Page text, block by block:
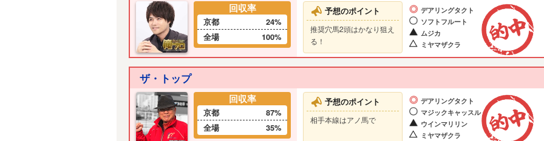
回収率
京都
24%
全場
100%
予想のポイント
推奨穴馬2頭はかなり狙え
る！
デアリングタクト
ソフトフルート
ムジカ
ミヤマザクラ
ザ・トップ
回収率
京都
87%
全場
35%
予想のポイント
相手本線はアノ馬で
デアリングタクト
マジックキャッスル
ウインマリリン
ミヤマザクラ